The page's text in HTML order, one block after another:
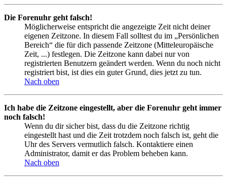
Die Forenuhr geht falsch!
Möglicherweise entspricht die angezeigte Zeit nicht deiner
eigenen Zeitzone. In diesem Fall solltest du im „Persönlichen
Bereich“ die für dich passende Zeitzone (Mitteleuropäische
Zeit, ...) festlegen. Die Zeitzone kann dabei nur von
registrierten Benutzern geändert werden. Wenn du noch nicht
registriert bist, ist dies ein guter Grund, dies jetzt zu tun.
Nach oben
Ich habe die Zeitzone eingestellt, aber die Forenuhr geht immer
noch falsch!
Wenn du dir sicher bist, dass du die Zeitzone richtig
eingestellt hast und die Zeit trotzdem noch falsch ist, geht die
Uhr des Servers vermutlich falsch. Kontaktiere einen
Administrator, damit er das Problem beheben kann.
Nach oben